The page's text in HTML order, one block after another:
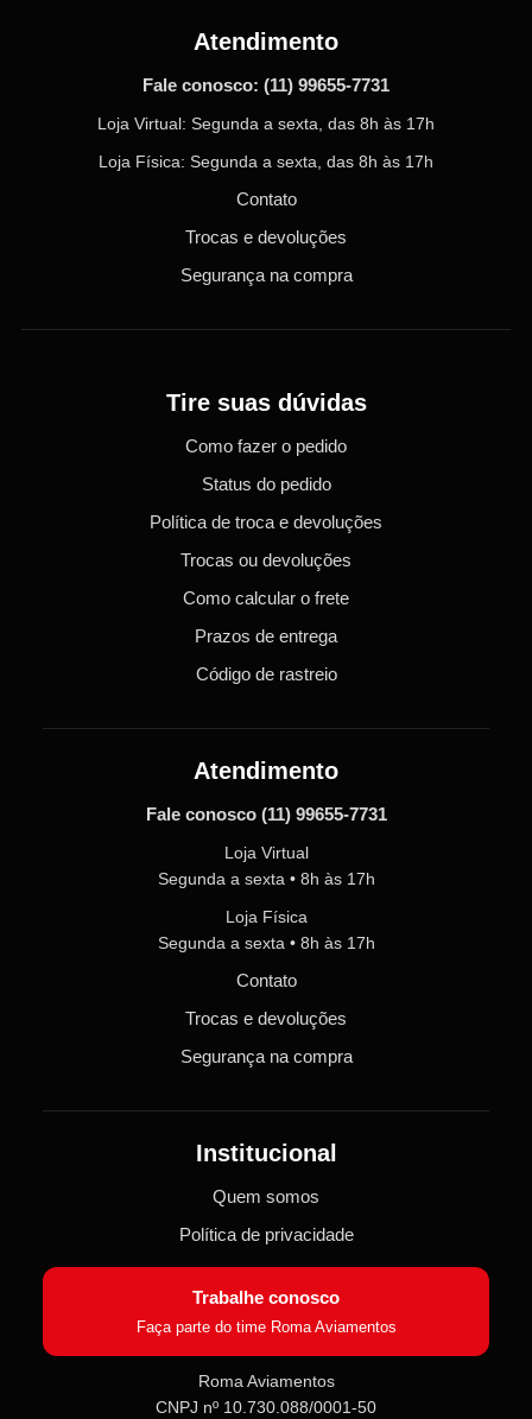
Atendimento
Fale conosco: (11) 99655-7731
Loja Virtual: Segunda a sexta, das 8h às 17h
Loja Física: Segunda a sexta, das 8h às 17h
Contato
Trocas e devoluções
Segurança na compra
Tire suas dúvidas
Como fazer o pedido
Status do pedido
Política de troca e devoluções
Trocas ou devoluções
Como calcular o frete
Prazos de entrega
Código de rastreio
Atendimento
Fale conosco (11) 99655-7731
Loja Virtual
Segunda a sexta • 8h às 17h
Loja Física
Segunda a sexta • 8h às 17h
Contato
Trocas e devoluções
Segurança na compra
Institucional
Quem somos
Política de privacidade
Trabalhe conosco
Faça parte do time Roma Aviamentos
Roma Aviamentos
CNPJ nº 10.730.088/0001-50